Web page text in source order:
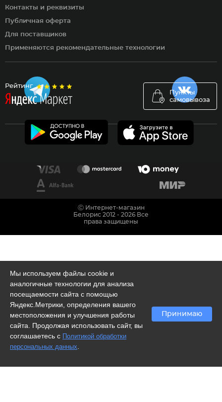
Рейтинг
Пункты
самовывоза
Контакты и реквизиты
Публичная оферта
Для поставщиков
Применяются рекомендательные технологии
Мы используем файлы cookie и
аналогичные технологии для анализа
посещаемости сайта с помощью
Яндекс.Метрики, определения вашего
местоположения и улучшения работы
сайта. Продолжая использовать сайт, вы
соглашаетесь с Политикой обработки
персональных данных
Принимаю
Ⓒ Интернет-магазин
Белорис 2012 - 2026 Все
права защищены